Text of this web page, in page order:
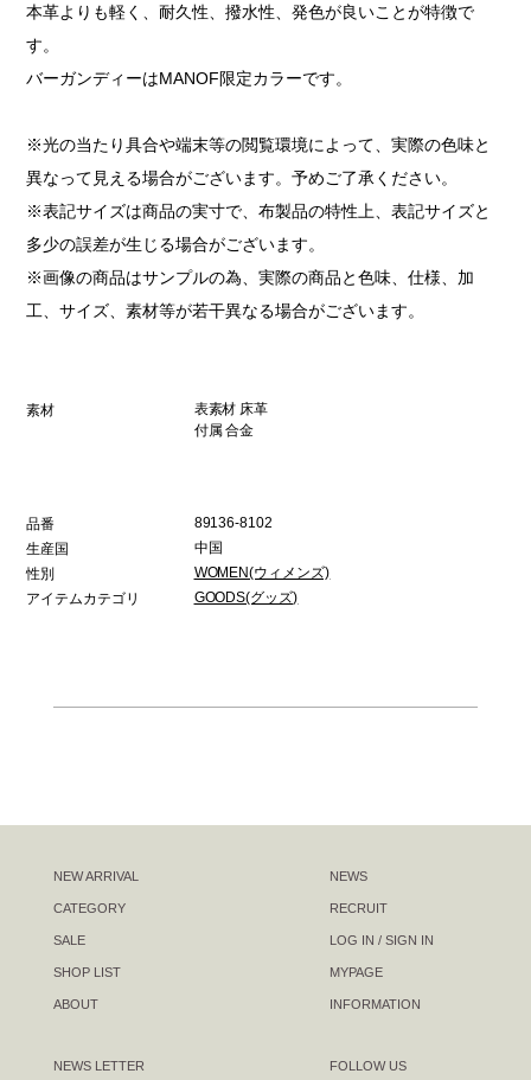
本革よりも軽く、耐久性、撥水性、発色が良いことが特徴で
す。
バーガンディーはMANOF限定カラーです。
※光の当たり具合や端末等の閲覧環境によって、実際の色味と
異なって見える場合がございます。予めご了承ください。
※表記サイズは商品の実寸で、布製品の特性上、表記サイズと
多少の誤差が生じる場合がございます。
※画像の商品はサンプルの為、実際の商品と色味、仕様、加
工、サイズ、素材等が若干異なる場合がございます。
素材
表素材 床革
付属 合金
品番
89136-8102
生産国
中国
性別
WOMEN(ウィメンズ)
アイテムカテゴリ
GOODS(グッズ)
NEW ARRIVAL
CATEGORY
SALE
SHOP LIST
ABOUT
NEWS LETTER
NEWS
RECRUIT
LOG IN / SIGN IN
MYPAGE
INFORMATION
FOLLOW US